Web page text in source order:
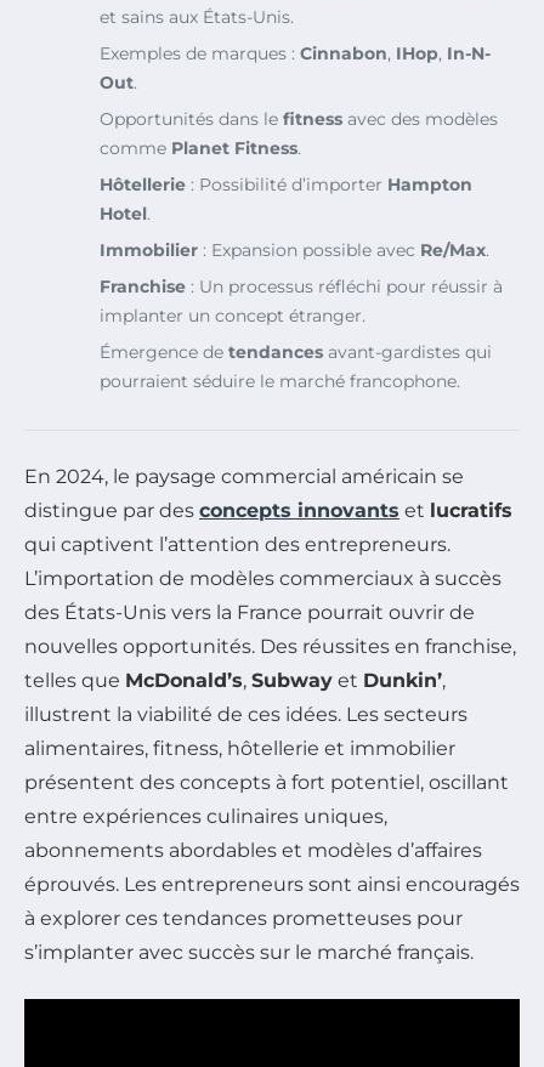
et sains aux États-Unis.
Exemples de marques : Cinnabon, IHop, In-N-
Out.
Opportunités dans le fitness avec des modèles
comme Planet Fitness.
Hôtellerie : Possibilité d’importer Hampton
Hotel.
Immobilier : Expansion possible avec Re/Max.
Franchise : Un processus réfléchi pour réussir à
implanter un concept étranger.
Émergence de tendances avant-gardistes qui
pourraient séduire le marché francophone.
En 2024, le paysage commercial américain se
distingue par des concepts innovants et lucratifs
qui captivent l’attention des entrepreneurs.
L’importation de modèles commerciaux à succès
des États-Unis vers la France pourrait ouvrir de
nouvelles opportunités. Des réussites en franchise,
telles que McDonald’s, Subway et Dunkin’,
illustrent la viabilité de ces idées. Les secteurs
alimentaires, fitness, hôtellerie et immobilier
présentent des concepts à fort potentiel, oscillant
entre expériences culinaires uniques,
abonnements abordables et modèles d’affaires
éprouvés. Les entrepreneurs sont ainsi encouragés
à explorer ces tendances prometteuses pour
s’implanter avec succès sur le marché français.